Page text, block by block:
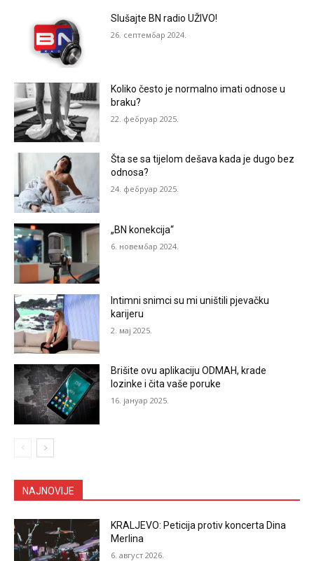
Slušajte BN radio UŽIVO!
26. септембар 2024.
Koliko često je normalno imati odnose u
braku?
22. фебруар 2025.
Šta se sa tijelom dešava kada je dugo bez
odnosa?
24. фебруар 2025.
„BN konekcija“
6. новембар 2024.
Intimni snimci su mi uništili pjevačku
karijeru
2. мај 2025.
Brišite ovu aplikaciju ODMAH, krade
lozinke i čita vaše poruke
16. јануар 2025.
NAJNOVIJE
KRALJEVO: Peticija protiv koncerta Dina
Merlina
6. август 2026.